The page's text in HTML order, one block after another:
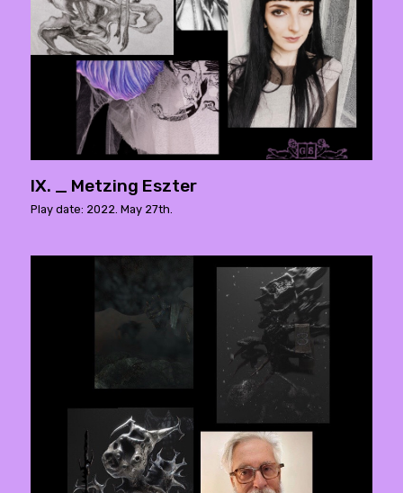
IX. _ Metzing Eszter
Play date: 2022. May 27th.